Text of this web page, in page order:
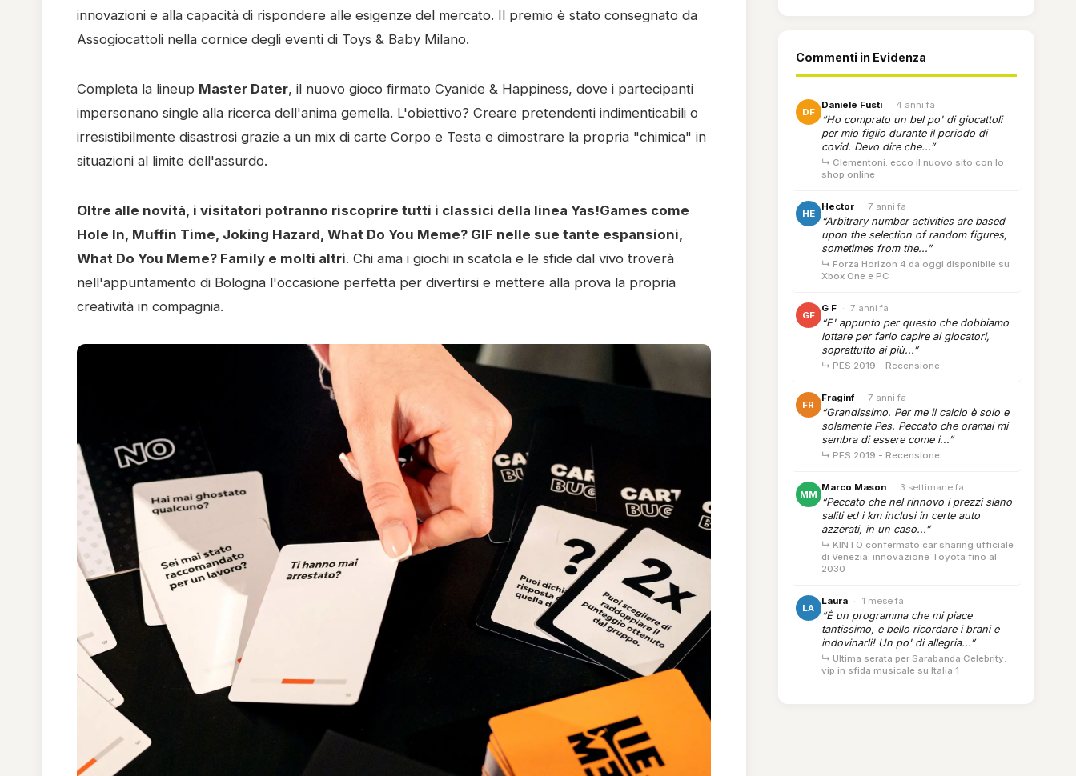
innovazioni e alla capacità di rispondere alle esigenze del mercato. Il premio è stato consegnato da
Assogiocattoli nella cornice degli eventi di Toys & Baby Milano.
Completa la lineup Master Dater, il nuovo gioco firmato Cyanide & Happiness, dove i partecipanti
impersonano single alla ricerca dell'anima gemella. L'obiettivo? Creare pretendenti indimenticabili o
irresistibilmente disastrosi grazie a un mix di carte Corpo e Testa e dimostrare la propria "chimica" in
situazioni al limite dell'assurdo.
Oltre alle novità, i visitatori potranno riscoprire tutti i classici della linea Yas!Games come
Hole In, Muffin Time, Joking Hazard, What Do You Meme? GIF nelle sue tante espansioni,
What Do You Meme? Family e molti altri. Chi ama i giochi in scatola e le sfide dal vivo troverà
nell'appuntamento di Bologna l'occasione perfetta per divertirsi e mettere alla prova la propria
creatività in compagnia.
Commenti in Evidenza
DF
Daniele Fusti · 4 anni fa
“Ho comprato un bel po' di giocattoli
per mio figlio durante il periodo di
covid. Devo dire che...”
↳ Clementoni: ecco il nuovo sito con lo
shop online
HE
Hector · 7 anni fa
“Arbitrary number activities are based
upon the selection of random figures,
sometimes from the...”
↳ Forza Horizon 4 da oggi disponibile su
Xbox One e PC
GF
G F · 7 anni fa
“E' appunto per questo che dobbiamo
lottare per farlo capire ai giocatori,
soprattutto ai più...”
↳ PES 2019 - Recensione
FR
Fraginf · 7 anni fa
“Grandissimo. Per me il calcio è solo e
solamente Pes. Peccato che oramai mi
sembra di essere come i...”
↳ PES 2019 - Recensione
MM
Marco Mason · 3 settimane fa
“Peccato che nel rinnovo i prezzi siano
saliti ed i km inclusi in certe auto
azzerati, in un caso...”
↳ KINTO confermato car sharing ufficiale
di Venezia: innovazione Toyota fino al
2030
LA
Laura · 1 mese fa
“È un programma che mi piace
tantissimo, e bello ricordare i brani e
indovinarli! Un po' di allegria...”
↳ Ultima serata per Sarabanda Celebrity:
vip in sfida musicale su Italia 1